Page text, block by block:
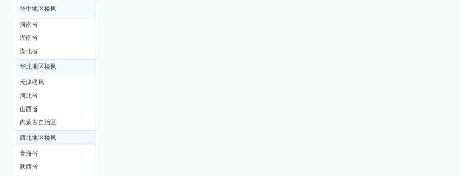
茶
坊
华中地区楼凤
河南省
湖南省
湖北省
华北地区楼凤
天津楼凤
河北省
山西省
内蒙古自治区
西北地区楼凤
青海省
陕西省